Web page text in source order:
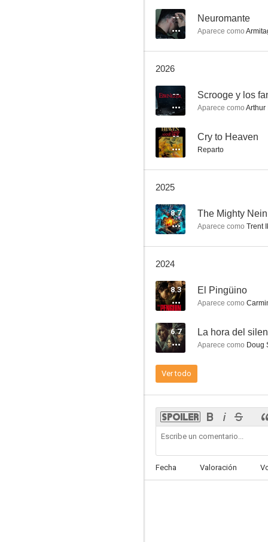
8.0
Dune: La profecía
7.4
La reina Victoria
7.3
-- Neuromante
Aparece como
2026
--
Aparece como Arthur
-- Cry to Heaven
Reparto
2025
8.7 The Mighty Nein
Aparece como Trent
2024
8.3 El Pingüino
Aparece como
6.7 La hora del
Aparece como Doug
Ver todo
Fecha Valoración